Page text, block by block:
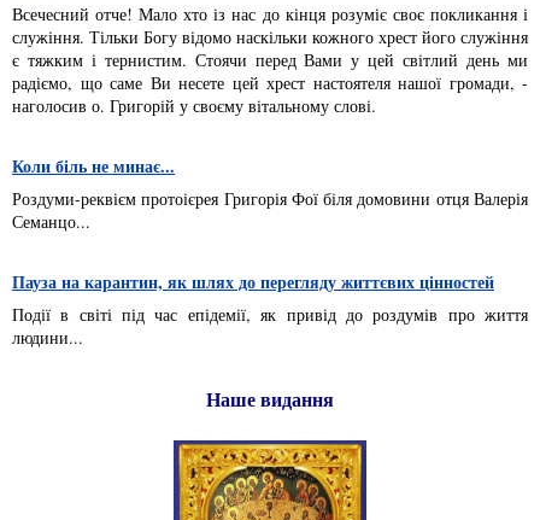
Всечесний отче! Мало хто із нас до кінця розуміє своє покликання і
служіння. Тільки Богу відомо наскільки кожного хрест його служіння
є тяжким і тернистим. Стоячи перед Вами у цей світлий день ми
радіємо, що саме Ви несете цей хрест настоятеля нашої громади, -
наголосив о. Григорій у своєму вітальному слові.
Коли біль не минає...
Роздуми-реквієм протоієрея Григорія Фої біля домовини отця Валерія
Семанцо...
Пауза на карантин, як шлях до перегляду життєвих цінностей
Події в світі під час епідемії, як привід до роздумів про життя
людини...
Наше видання